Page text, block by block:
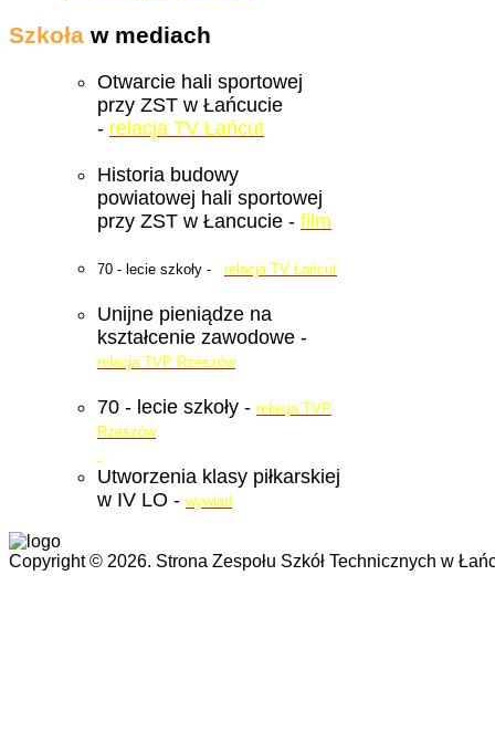
Szkoła w mediach
Otwarcie hali sportowej
przy ZST w Łańcucie
- relacja TV Łańcut
Historia budowy
powiatowej hali sportowej
przy ZST w Łancucie - film
70 - lecie szkoły - relacja TV Łańcut
Unijne pieniądze na
kształcenie zawodowe -
relacja TVP Rzeszów
70 - lecie szkoły - relacja TVP
Rzeszów
Utworzenia klasy piłkarskiej
w IV LO - wywiad
Copyright © 2026. Strona Zespołu Szkół Technicznych w